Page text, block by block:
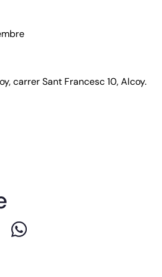
carrer Sant Francesc 10, Alcoy.